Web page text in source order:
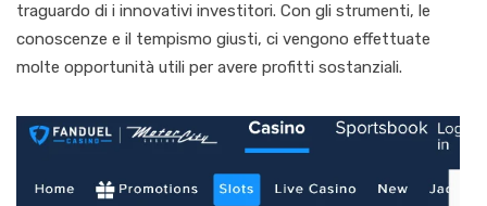
traguardo di i innovativi investitori. Con gli strumenti, le
conoscenze e il tempismo giusti, ci vengono effettuate
molte opportunità utili per avere profitti sostanziali.